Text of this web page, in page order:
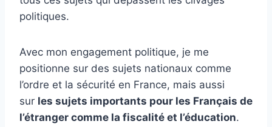
politiques.
Avec mon engagement politique, je me
positionne sur des sujets nationaux comme
l’ordre et la sécurité en France, mais aussi
sur les sujets importants pour les Français de
l’étranger comme la fiscalité et l’éducation.